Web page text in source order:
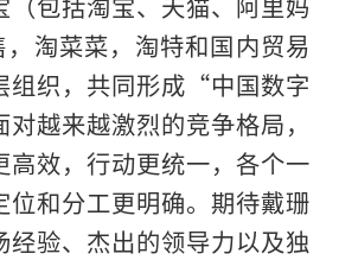
，淘菜菜，淘特和国内贸易
组织，共同形成“中国数字
越来越激烈的竞争格局，
高效，行动更统一，各个一
位和分工更明确。期待戴珊
经验、杰出的领导力以及独